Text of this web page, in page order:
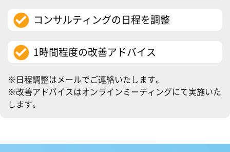
コンサルティングの日程を調整
1時間程度の改善アドバイス
※日程調整はメールでご連絡いたします。
※改善アドバイスはオンラインミーティングにて実施いた
します。